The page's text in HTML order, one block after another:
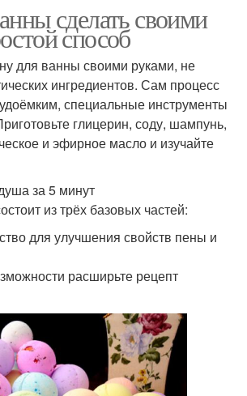
сделать своими
способ
для ванны своими руками, не
ингредиентов. Сам процесс
специальные инструменты
глицерин, соду, шампунь,
и эфирное масло и изучайте
за 5 минут
из трёх базовых частей:
для улучшения свойств пены и
расширьте рецепт